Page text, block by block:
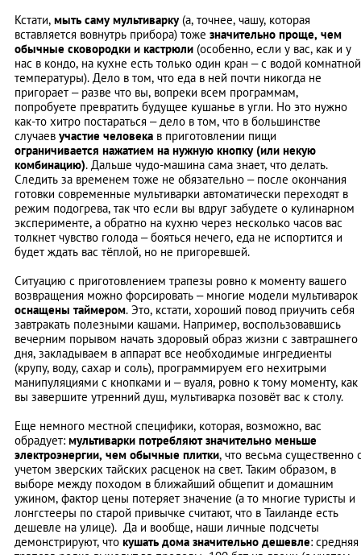
Кстати, мыть саму мультиварку(а, точнее, чашу, которая
вставляется вовнутрь прибора) тоже значительно проще, чем
обычные сковородки и кастрюли (особенно, если у вас, как и у
нас в кондо, на кухне есть только один кран – с водой комнатной
температуры). Дело в том, что еда в ней почти никогда не
пригорает – разве что вы, вопреки всем программам,
попробуете превратить будущее кушанье в угли. Но это нужно
как-то хитро постараться – дело в том, что в большинстве
случаев участие человека в приготовлении пищи
ограничивается нажатием на нужную кнопку (или некую
комбинацию). Дальше чудо-машина сама знает, что делать.
Следить за временем тоже не обязательно – после окончания
готовки современные мультиварки автоматически переходят в
режим подогрева, так что если вы вдруг забудете о кулинарном
эксперименте, а обратно на кухню через несколько часов вас
толкнет чувство голода – бояться нечего, еда не испортится и
будет ждать вас тёплой, но не пригоревшей.
Ситуацию с приготовлением трапезы ровно к моменту вашего
возвращения можно форсировать – многие модели мультиварок
оснащены таймером. Это, кстати, хороший повод приучить себя
завтракать полезными кашами. Например, воспользовавшись
вечерним порывом начать здоровый образ жизни с завтрашнего
дня, закладываем в аппарат все необходимые ингредиенты
(крупу, воду, сахар и соль), программируем его нехитрыми
манипуляциями с кнопками и – вуаля, ровно к тому моменту, как
вы завершите утренний душ, мультиварка позовёт вас к столу.
Еще немного местной специфики, которая, возможно, вас
обрадует: мультиварки потребляют значительно меньше
электроэнергии, чем обычные плитки, что весьма существенно
учетом зверских тайских расценок на свет. Таким образом, в
выборе между походом в ближайший общепит и домашним
ужином, фактор цены потеряет значение (а то многие туристы и
лонгстееры по старой привычке считают, что в Таиланде есть
дешевле на улице). Да и вообще, наши личные подсчеты
демонстрируют, что кушать дома значительно дешевле: средняя